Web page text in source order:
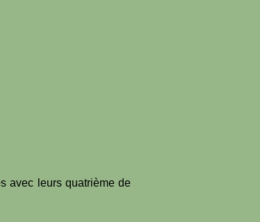
avec leurs quatrième de